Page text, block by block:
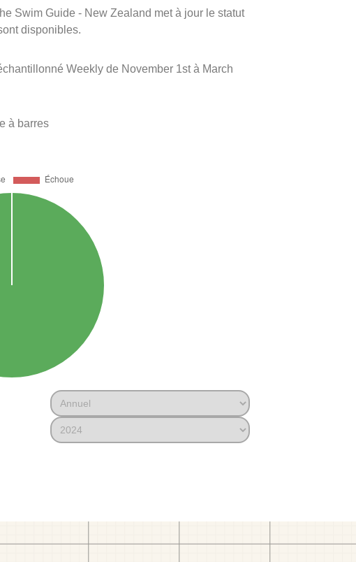
Swim Guide - New Zealand met à jour le statut
disponibles.
Weekly de November 1st à March
à barres